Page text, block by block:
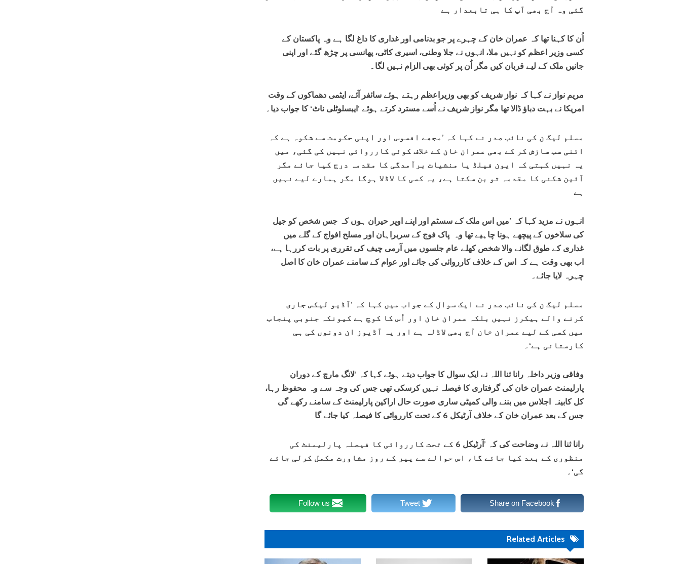
گئی وہ آج بھی آپ کا ہی تابعدار ہے
اُن کا کہنا تھا کہ عمران خان کے چہرے پر جو بدنامی اور غداری کا داغ لگا ہے وہ پاکستان کے
کسی وزیر اعظم کو نہیں ملا، انہوں نے جلا وطنی، اسیری کاٹی، پھانسی پر چڑھ گئے اور اپنی
جانیں ملک کے لیے قربان کیں مگر اُن پر کوئی بھی الزام نہیں لگا۔
مریم نواز نے کہا کہ نواز شریف کو بھی وزیراعظم رہتے ہوئے سائفر آئے، ایٹمی دھماکوں کے وقت
امریکا نے بہت دباؤ ڈالا تھا مگر نواز شریف نے اُسے مسترد کرتے ہوئے ’ایبسلوٹلی ناٹ‘ کا جواب دیا۔
مسلم لیگ ن کی نائب صدر نے کہا کہ ’مجھے افسوس اور اپنی حکومت سے شکوہ ہے کہ
اتنی سب سازش کر کے بھی عمران خان کے خلاف کوئی کارروائی نہیں کی گئی، میں
یہ نہیں کہتی کہ ایون فیلڈ یا منشیات برآمدگی کا مقدمہ درج کیا جائے مگر
آئین شکنی کا مقدمہ تو بن سکتا ہے، یہ کسی کا لاڈلا ہوگا مگر ہمارے لیے نہیں
ہے
انہوں نے مزید کہا کہ ’میں اس ملک کے سسٹم اور اپنے اوپر حیران ہوں کہ جس شخص کو جیل
کی سلاخوں کے پیچھے ہونا چاہیے تھا وہ پاک فوج کے سربراہان اور مسلح افواج کے گلے میں
غداری کے طوق لگانے والا شخص کھلے عام جلسوں میں آرمی چیف کی تقرری پر بات کررہا ہے،
اب بھی وقت ہے کہ اس کے خلاف کارروائی کی جائے اور عوام کے سامنے عمران خان کا اصل
چہرہ لایا جائے۔
مسلم لیگ ن کی نائب صدر نے ایک سوال کے جواب میں کہا کہ ’آڈیو لیکس جاری
کرنے والے ہیکرز نہیں بلکہ عمران خان اور اُس کا کوچ ہے کیونکہ جنوبی پنجاب
میں کسی کے لیے عمران خان آج بھی لاڈلہ ہے اور یہ آڈیوز ان دونوں کی ہی
کارستانی ہے‘۔
وفاقی وزیر داخلہ رانا ثنا اللہ نے ایک سوال کا جواب دیتے ہوئے کہا کہ ’لانگ مارچ کے دوران
پارلیمنٹ عمران خان کی گرفتاری کا فیصلہ نہیں کرسکی تھی جس کی وجہ سے وہ محفوظ رہا،
کل کابینہ اجلاس میں بننے والی کمیٹی ساری صورت حال اراکین پارلیمنٹ کے سامنے رکھے گی
جس کے بعد عمران خان کے خلاف آرٹیکل 6 کے تحت کارروائی کا فیصلہ کیا جائے گا
رانا ثنا اللہ نے وضاحت کی کہ ’آرٹیکل 6 کے تحت کارروائی کا فیصلہ پارلیمنٹ کی
منظوری کے بعد کیا جائے گا، اس حوالے سے پیر کے روز مشاورت مکمل کرلی جائے
گی‘۔
Share on Facebook
Tweet
Follow us
Related Articles